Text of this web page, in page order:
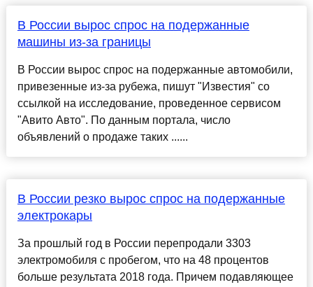
В России вырос спрос на подержанные
машины из-за границы
В России вырос спрос на подержанные автомобили,
привезенные из-за рубежа, пишут "Известия" со
ссылкой на исследование, проведенное сервисом
"Авито Авто". По данным портала, число
объявлений о продаже таких ......
В России резко вырос спрос на подержанные
электрокары
За прошлый год в России перепродали 3303
электромобиля с пробегом, что на 48 процентов
больше результата 2018 года. Причем подавляющее